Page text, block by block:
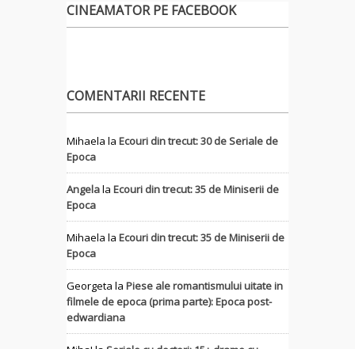
CINEAMATOR PE FACEBOOK
COMENTARII RECENTE
Mihaela la Ecouri din trecut: 30 de Seriale de
Epoca
Angelala Ecouri din trecut: 35 de Miniserii de
Epoca
Mihaela la Ecouri din trecut: 35 de Miniserii de
Epoca
Georgeta la Piese ale romantismului uitate in
filmele de epoca (prima parte): Epoca post-
edwardiana